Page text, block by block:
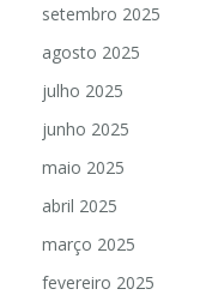
setembro 2025
agosto 2025
julho 2025
junho 2025
maio 2025
abril 2025
março 2025
fevereiro 2025